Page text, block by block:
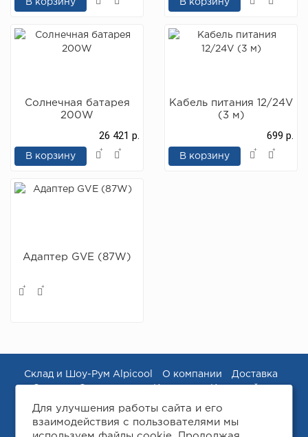
В корзину В корзину
Солнечная батарея
200W
26 421 р.
В корзину
Кабель питания 12/24V
(3 м)
699 р.
В корзину
Адаптер GVE (87W)
Склад и Шоу-Рум Alpicool О компании
Доставка
Для улучшения работы сайта и его
взаимодействия с пользователями мы